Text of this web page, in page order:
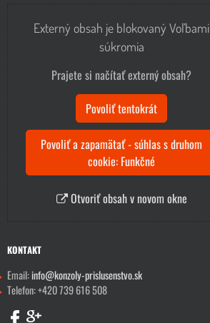
Externý obsah je blokovaný Voľbami
súkromia
Prajete si načítať externý obsah?
Povoliť tentokrát
Povoliť a zapamätať - súhlas s druhom
cookie: Funkčné
Otvoriť obsah v novom okne
KONTAKT
Email:info@konzoly-prislusenstvo.sk
Telefon: +420 739 616 508